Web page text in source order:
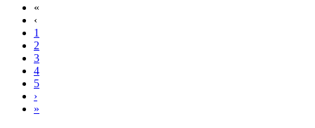
«
‹
1
2
3
4
5
›
»